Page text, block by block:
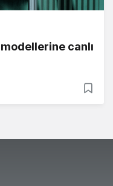
canlı